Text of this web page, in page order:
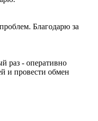
Благодарю за
раз - оперативно
и провести обмен